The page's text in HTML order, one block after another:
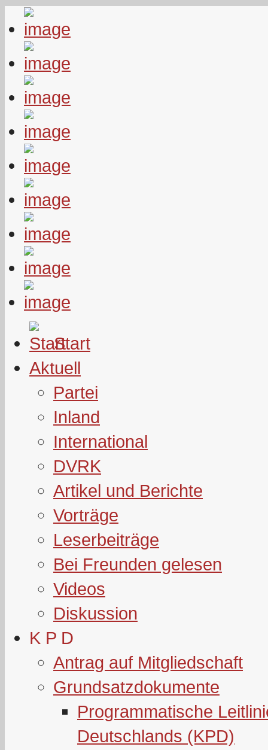
Start
Aktuell
Partei
Inland
International
DVRK
Artikel und Berichte
Vorträge
Leserbeiträge
Bei Freunden gelesen
Videos
Diskussion
K P D
Antrag auf Mitgliedschaft
Grundsatzdokumente
Programmatische
Deutschlands (KPD)